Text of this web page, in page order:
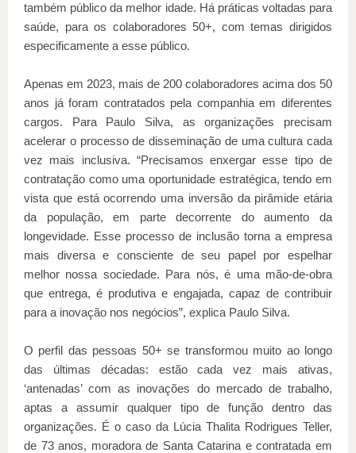
também público da melhor idade. Há práticas voltadas para
saúde, para os colaboradores 50+, com temas dirigidos
especificamente a esse público.
Apenas em 2023, mais de 200 colaboradores acima dos 50
anos já foram contratados pela companhia em diferentes
cargos. Para Paulo Silva, as organizações precisam
acelerar o processo de disseminação de uma cultura cada
vez mais inclusiva. “Precisamos enxergar esse tipo de
contratação como uma oportunidade estratégica, tendo em
vista que está ocorrendo uma inversão da pirâmide etária
da população, em parte decorrente do aumento da
longevidade. Esse processo de inclusão torna a empresa
mais diversa e consciente de seu papel por espelhar
melhor nossa sociedade. Para nós, é uma mão-de-obra
que entrega, é produtiva e engajada, capaz de contribuir
para a inovação nos negócios”, explica Paulo Silva.
O perfil das pessoas 50+ se transformou muito ao longo
das últimas décadas: estão cada vez mais ativas,
‘antenadas’ com as inovações do mercado de trabalho,
aptas a assumir qualquer tipo de função dentro das
organizações. É o caso da Lúcia Thalita Rodrigues Teller,
de 73 anos, moradora de Santa Catarina e contratada em